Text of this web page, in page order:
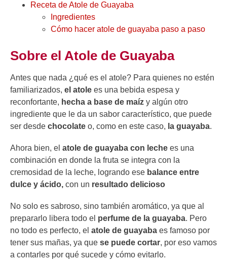
Receta de Atole de Guayaba
Ingredientes
Cómo hacer atole de guayaba paso a paso
Sobre el Atole de Guayaba
Antes que nada ¿qué es el atole? Para quienes no estén
familiarizados, el atole es una bebida espesa y
reconfortante, hecha a base de maíz y algún otro
ingrediente que le da un sabor característico, que puede
ser desde chocolate o, como en este caso, la guayaba.
Ahora bien, el atole de guayaba con leche es una
combinación en donde la fruta se integra con la
cremosidad de la leche, logrando ese balance entre
dulce y ácido, con un resultado delicioso
No solo es sabroso, sino también aromático, ya que al
prepararlo libera todo el perfume de la guayaba. Pero
no todo es perfecto, el atole de guayaba es famoso por
tener sus mañas, ya que se puede cortar, por eso vamos
a contarles por qué sucede y cómo evitarlo.